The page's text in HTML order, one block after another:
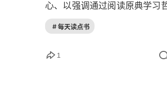
D. 作为造物主的上帝：理智与
E. 宗教、道德和恶
F. 超越理性：信仰与非理性
心、以强调通过阅读原典学习
# 每天读点书
1